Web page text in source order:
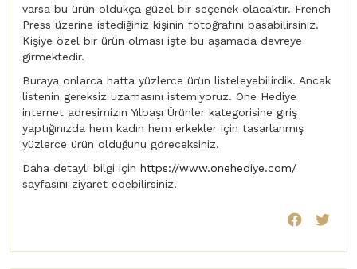
varsa bu ürün oldukça güzel bir seçenek olacaktır. French
Press üzerine istediğiniz kişinin fotoğrafını basabilirsiniz.
Kişiye özel bir ürün olması işte bu aşamada devreye
girmektedir.
Buraya onlarca hatta yüzlerce ürün listeleyebilirdik. Ancak
listenin gereksiz uzamasını istemiyoruz. One Hediye
internet adresimizin Yılbaşı Ürünler kategorisine giriş
yaptığınızda hem kadın hem erkekler için tasarlanmış
yüzlerce ürün olduğunu göreceksiniz.
Daha detaylı bilgi için https://www.onehediye.com/
sayfasını ziyaret edebilirsiniz.